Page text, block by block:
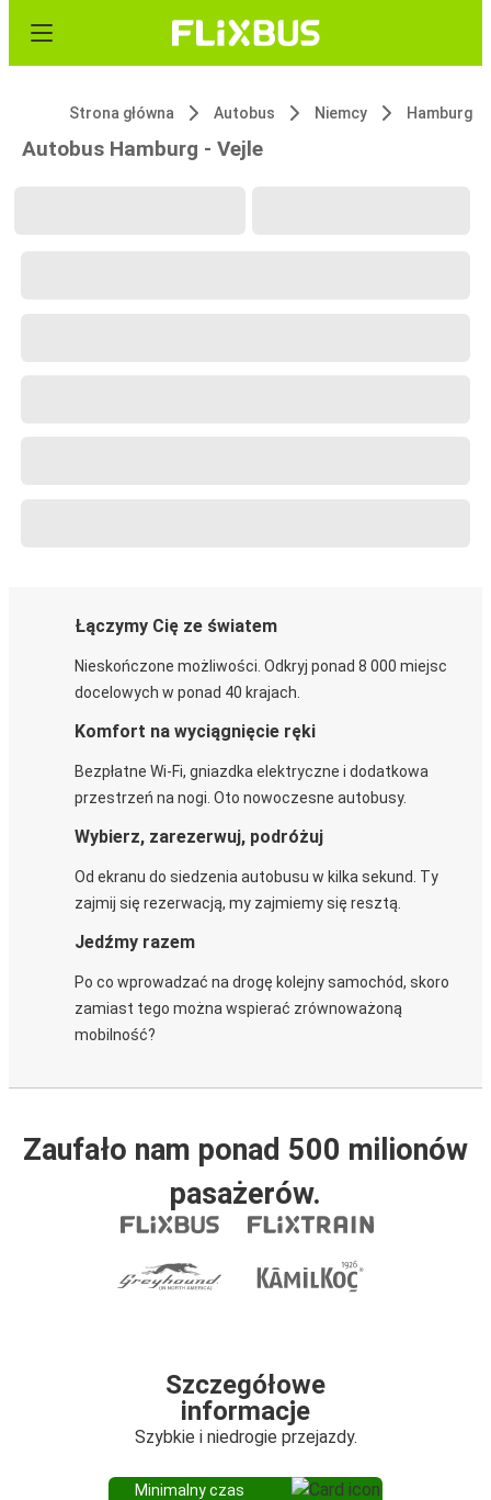
Strona główna Autobus Niemcy Hamburg
Autobus Hamburg - Vejle
Łączymy Cię ze światem
Nieskończone możliwości. Odkryj ponad 8 000 miejsc
docelowych w ponad 40 krajach.
Komfort na wyciągnięcie ręki
Bezpłatne Wi-Fi, gniazdka elektryczne i dodatkowa
przestrzeń na nogi. Oto nowoczesne autobusy.
Wybierz, zarezerwuj, podróżuj
Od ekranu do siedzenia autobusu w kilka sekund. Ty
zajmij się rezerwacją, my zajmiemy się resztą.
Jedźmy razem
Po co wprowadzać na drogę kolejny samochód, skoro
zamiast tego można wspierać zrównoważoną
mobilność?
Zaufało nam ponad 500 milionów
pasażerów.
Szczegółowe
informacje
Szybkie i niedrogie przejazdy.
Minimalny czas